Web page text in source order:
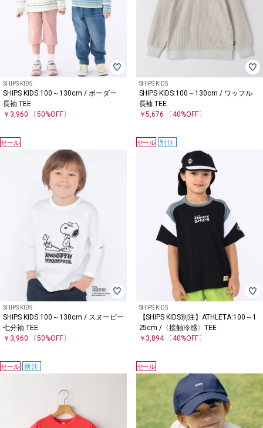
SHIPS KIDS
SHIPS KIDS:100～130cm / ボーダー
長袖 TEE
￥3,960 〔50%OFF〕
SHIPS KIDS
SHIPS KIDS:100～130cm / ワッフル
長袖 TEE
￥5,676
〔40%OFF〕
セール
SHIPS KIDS
SHIPS KIDS:100～130cm / スヌーピー
七分袖 TEE
￥3,960 〔50%OFF〕
セール 別注
SHIPS KIDS
【SHIPS KIDS別注】ATHLETA:100～1
25cm /〈接触冷感〉TEE
￥3,894〔40%OFF〕
セール 別注 セール